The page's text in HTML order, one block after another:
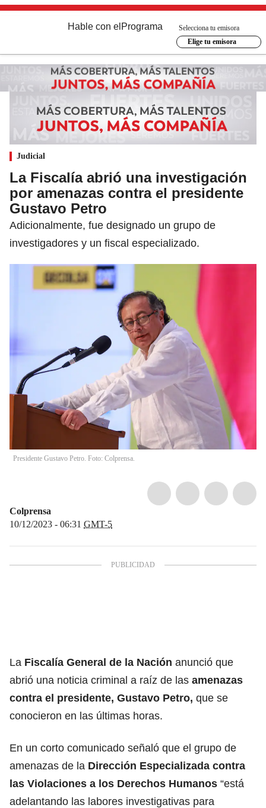
Hable con el Programa
Selecciona tu emisora
Elige tu emisora
Judicial
La Fiscalía abrió una investigación
por amenazas contra el presidente
Gustavo Petro
Adicionalmente, fue designado un grupo de
investigadores y un fiscal especializado.
Presidente Gustavo Petro. Foto: Colprensa.
Colprensa
10/12/2023 - 06:31 GMT-5
La Fiscalía General de la Nación anunció que
abrió una noticia criminal a raíz de las amenazas
contra el presidente, Gustavo Petro, que se
conocieron en las últimas horas.
En un corto comunicado señaló que el grupo de
amenazas de la Dirección Especializada contra
las Violaciones a los Derechos Humanos “está
adelantando las labores investigativas para